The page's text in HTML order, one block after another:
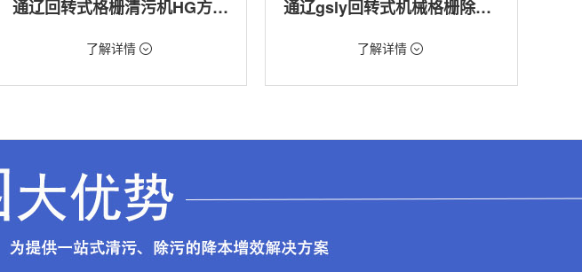
通辽回转式格栅清污机HG方型-连续式自动清污优选设备
价格：9888元/台
机
了解详情
通辽gsly回转式机械格栅除污机
价格：1.66万/台
机
了解详情